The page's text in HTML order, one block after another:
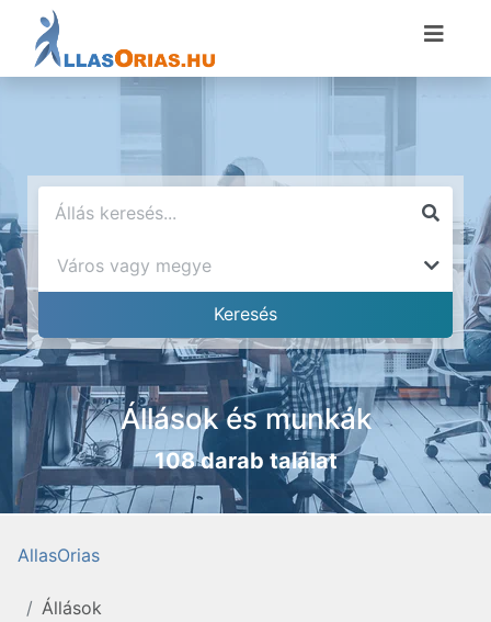
Állások és munkák
108 darab találat
AllasOrias
Állások